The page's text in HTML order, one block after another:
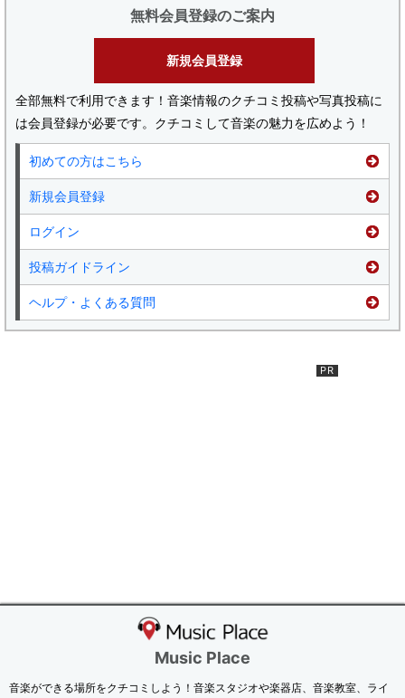
無料会員登録のご案内
新規会員登録
全部無料で利用できます！音楽情報のクチコミ投稿や写真投稿に
は会員登録が必要です。クチコミして音楽の魅力を広めよう！
初めての方はこちら
新規会員登録
ログイン
投稿ガイドライン
ヘルプ・よくある質問
Music Place
音楽ができる場所をクチコミしよう！音楽スタジオや楽器店、音楽教室、ライ